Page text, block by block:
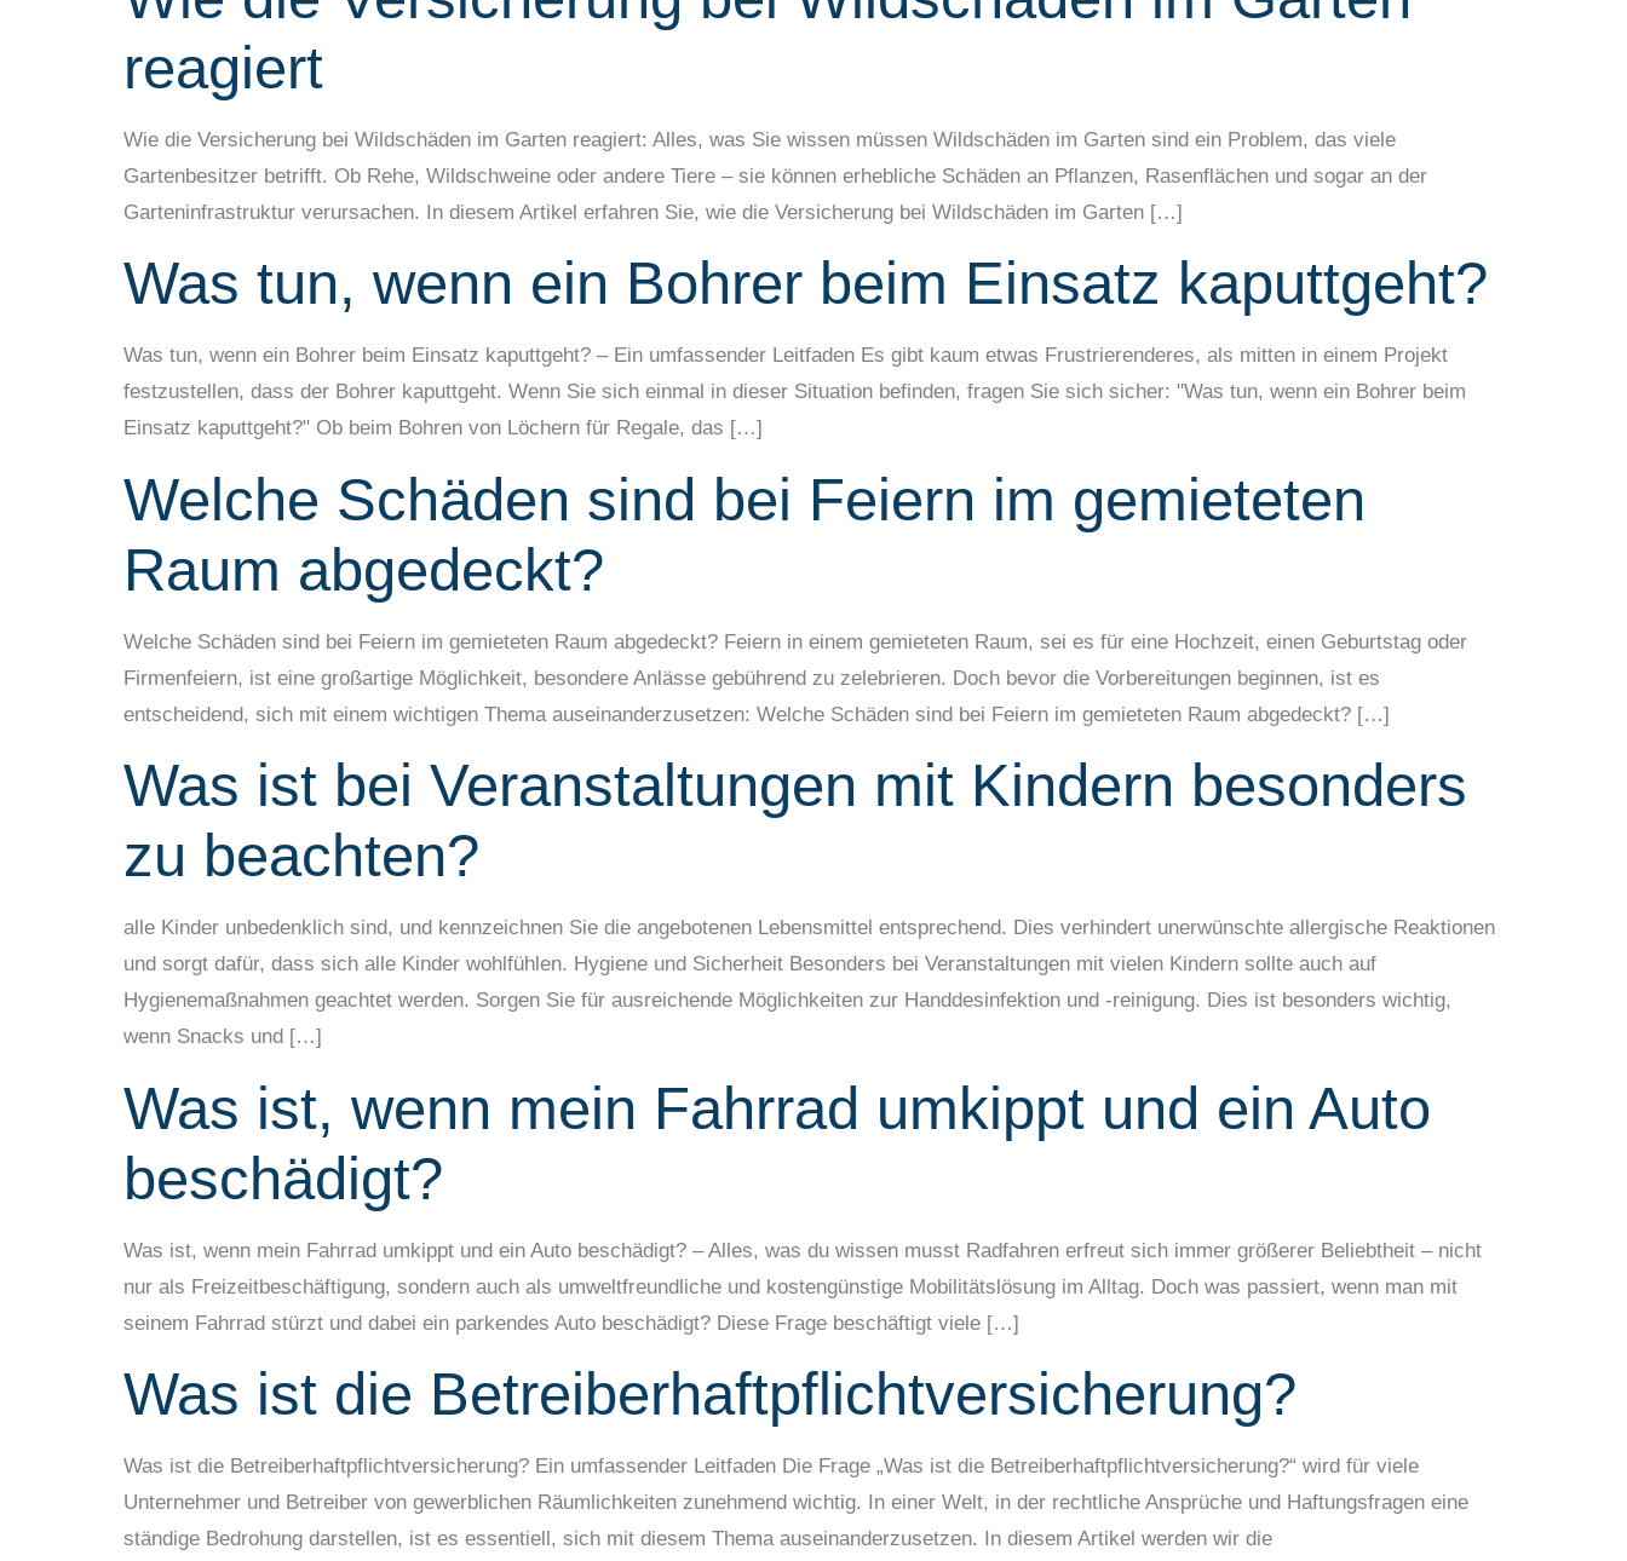
reagiert
Wie die Versicherung bei Wildschäden im Garten reagiert: Alles, was Sie wissen müssen Wildschäden im Garten sind ein Problem, das viele
Gartenbesitzer betrifft. Ob Rehe, Wildschweine oder andere Tiere – sie können erhebliche Schäden an Pflanzen, Rasenflächen und sogar an der
Garteninfrastruktur verursachen. In diesem Artikel erfahren Sie, wie die Versicherung bei Wildschäden im Garten […]
Was tun, wenn ein Bohrer beim Einsatz kaputtgeht?
Was tun, wenn ein Bohrer beim Einsatz kaputtgeht? – Ein umfassender Leitfaden Es gibt kaum etwas Frustrierenderes, als mitten in einem Projekt
festzustellen, dass der Bohrer kaputtgeht. Wenn Sie sich einmal in dieser Situation befinden, fragen Sie sich sicher: "Was tun, wenn ein Bohrer beim
Einsatz kaputtgeht?" Ob beim Bohren von Löchern für Regale, das […]
Welche Schäden sind bei Feiern im gemieteten
Raum abgedeckt?
Welche Schäden sind bei Feiern im gemieteten Raum abgedeckt? Feiern in einem gemieteten Raum, sei es für eine Hochzeit, einen Geburtstag oder
Firmenfeiern, ist eine großartige Möglichkeit, besondere Anlässe gebührend zu zelebrieren. Doch bevor die Vorbereitungen beginnen, ist es
entscheidend, sich mit einem wichtigen Thema auseinanderzusetzen: Welche Schäden sind bei Feiern im gemieteten Raum abgedeckt? […]
Was ist bei Veranstaltungen mit Kindern besonders
zu beachten?
alle Kinder unbedenklich sind, und kennzeichnen Sie die angebotenen Lebensmittel entsprechend. Dies verhindert unerwünschte allergische Reaktionen
und sorgt dafür, dass sich alle Kinder wohlfühlen. Hygiene und Sicherheit Besonders bei Veranstaltungen mit vielen Kindern sollte auch auf
Hygienemaßnahmen geachtet werden. Sorgen Sie für ausreichende Möglichkeiten zur Handdesinfektion und -reinigung. Dies ist besonders wichtig,
wenn Snacks und […]
Was ist, wenn mein Fahrrad umkippt und ein Auto
beschädigt?
Was ist, wenn mein Fahrrad umkippt und ein Auto beschädigt? – Alles, was du wissen musst Radfahren erfreut sich immer größerer Beliebtheit – nicht
nur als Freizeitbeschäftigung, sondern auch als umweltfreundliche und kostengünstige Mobilitätslösung im Alltag. Doch was passiert, wenn man mit
seinem Fahrrad stürzt und dabei ein parkendes Auto beschädigt? Diese Frage beschäftigt viele […]
Was ist die Betreiberhaftpflichtversicherung?
Was ist die Betreiberhaftpflichtversicherung? Ein umfassender Leitfaden Die Frage „Was ist die Betreiberhaftpflichtversicherung?“ wird für viele
Unternehmer und Betreiber von gewerblichen Räumlichkeiten zunehmend wichtig. In einer Welt, in der rechtliche Ansprüche und Haftungsfragen eine
ständige Bedrohung darstellen, ist es essentiell, sich mit diesem Thema auseinanderzusetzen. In diesem Artikel werden wir die